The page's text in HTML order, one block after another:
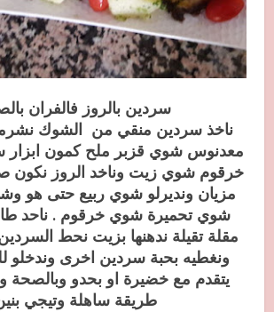
سردين بالروز فالفران
ناخذ سردين منقي من الشوك
معدنوس شوي قزبر ملح كمون ابزار
خرقوم شوي زيت وناخد الروز نكون
مزيان ونديرلو شوي ربيع حتى هو
شوي تحميرة شوي خرقوم . ناحد
مقلة تقيلة ندهنها بزيت نحط
ونغطيه بحبة سردين اخرى وندخلو
يتقدم مع خضيرة او بحدو وبالصحة
طريقة ساهلة وتيجي